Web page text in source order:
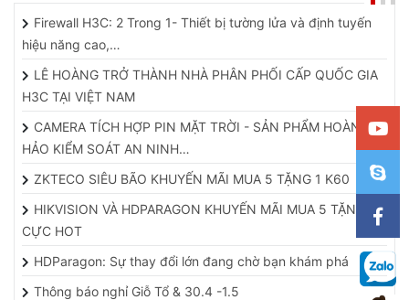
Firewall H3C: 2 Trong 1- Thiết bị tường lửa và định tuyến
hiệu năng cao,…
LÊ HOÀNG TRỞ THÀNH NHÀ PHÂN PHỐI CẤP QUỐC GIA
H3C TẠI VIỆT NAM
CAMERA TÍCH HỢP PIN MẶT TRỜI - SẢN PHẨM HOÀN
HẢO KIỂM SOÁT AN NINH…
ZKTECO SIÊU BÃO KHUYẾN MÃI MUA 5 TẶNG 1 K60
HIKVISION VÀ HDPARAGON KHUYẾN MÃI MUA 5 TẶNG 1
CỰC HOT
HDParagon: Sự thay đổi lớn đang chờ bạn khám phá
Thông báo nghỉ Giỗ Tổ & 30.4 -1.5